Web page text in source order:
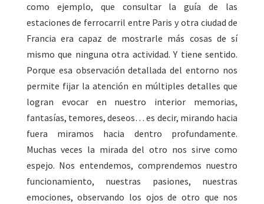
como ejemplo, que consultar la guía de las
estaciones de ferrocarril entre Paris y otra ciudad de
Francia era capaz de mostrarle más cosas de sí
mismo que ninguna otra actividad. Y tiene sentido.
Porque esa observación detallada del entorno nos
permite fijar la atención en múltiples detalles que
logran evocar en nuestro interior memorias,
fantasías, temores, deseos… es decir, mirando hacia
fuera miramos hacia dentro profundamente.
Muchas veces la mirada del otro nos sirve como
espejo. Nos entendemos, comprendemos nuestro
funcionamiento, nuestras pasiones, nuestras
emociones, observando los ojos de otro que nos